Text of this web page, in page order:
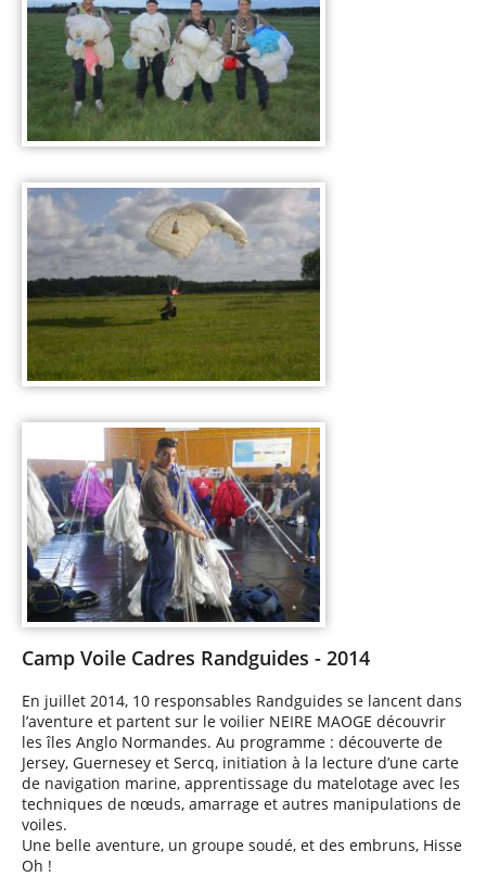
Camp Voile Cadres Randguides - 2014
En juillet 2014, 10 responsables Randguides se lancent dans
l’aventure et partent sur le voilier NEIRE MAOGE découvrir
les îles Anglo Normandes. Au programme : découverte de
Jersey, Guernesey et Sercq, initiation à la lecture d’une carte
de navigation marine, apprentissage du matelotage avec les
techniques de nœuds, amarrage et autres manipulations de
voiles.
Une belle aventure, un groupe soudé, et des embruns, Hisse
Oh !